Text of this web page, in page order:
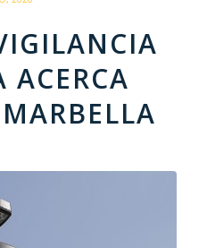
ACERCA